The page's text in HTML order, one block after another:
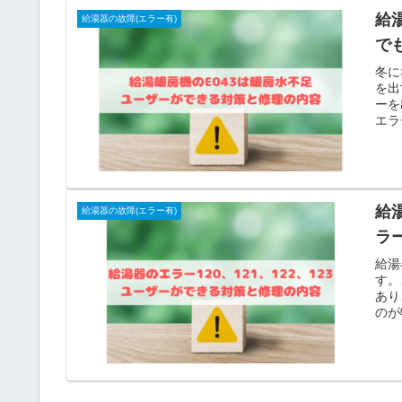
給湯器の故障(エラー有)
給
で
冬
を
ー
エ
給湯器の故障(エラー有)
給
ラ
給
す
あ
の